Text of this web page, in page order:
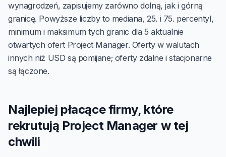
wynagrodzeń, zapisujemy zarówno dolną, jak i górną
granicę. Powyższe liczby to mediana, 25. i 75. percentyl,
minimum i maksimum tych granic dla 5 aktualnie
otwartych ofert Project Manager. Oferty w walutach
innych niż USD są pomijane; oferty zdalne i stacjonarne
są łączone.
Najlepiej płacące firmy, które
rekrutują Project Manager w tej
chwili